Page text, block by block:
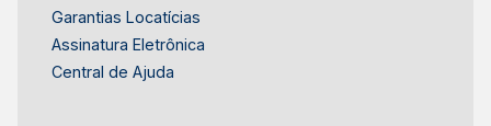
Garantias Locatícias
Assinatura Eletrônica
Central de Ajuda